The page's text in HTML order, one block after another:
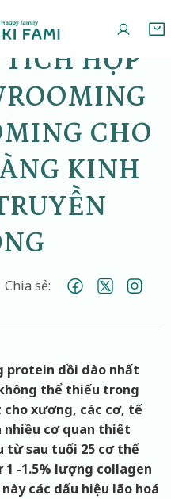
HỢP
CHO
KINH
Chia sẻ:
protein dồi dào nhất
thể thiếu trong
xương, các cơ, tế
nhiều cơ quan thiết
từ sau tuổi 25 cơ thể
-1.5% lượng collagen
các dấu hiệu lão hoá